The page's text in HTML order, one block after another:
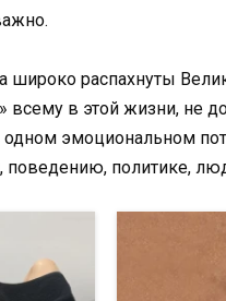
распахнуты
в этой жизни, не
одном эмоциональном
поведению, политике,